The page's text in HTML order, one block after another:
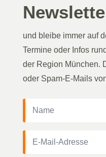
und bleibe immer auf
Termine oder Infos
der Region München.
oder Spam-E-Mails